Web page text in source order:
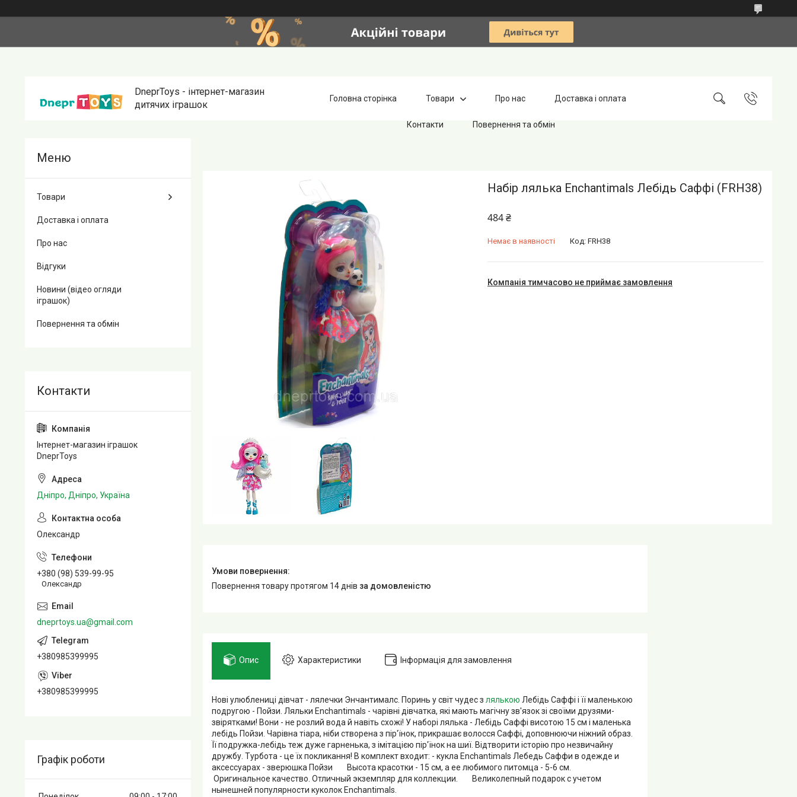
DneprToys - інтернет-магазин
дитячих іграшок
Головна сторінка Товари Про нас Доставка і оплата
Контакти Повернення та обмін
Набір лялька Enchantimals Лебідь Саффі (FRH38)
484 ₴
Немає в наявності Код: FRH38
Компанія тимчасово не приймає замовлення
повернення товару протягом 14 днів за домовленістю
Опис Характеристики Інформація для замовлення
Нові улюблениці дівчат - лялечки Энчантималс. Поринь у світ чудес з лялькою Лебідь Саффі і її маленькою
подругою - Пойзи. Ляльки Enchantimals - чарівні дівчатка, які мають магічну зв'язок зі своїми друзями-
звірятками! Вони - не розлий вода й навіть схожі! У наборі лялька - Лебідь Саффі висотою 15 см і маленька
лебідь Пойзи. Чарівна тіара, ніби створена з пір'їнок, прикрашає волосся Саффі, доповнюючи ніжний образ.
Її подружка-лебідь теж дуже гарненька, з імітацією пір'їнок на шиї. Відтворити історію про незвичайну
дружбу. Турбота - це їх покликання! В комплект входит: - кукла Enchantimals Лебедь Саффи в одежде и
аксессуарах - зверюшка Пойзи Высота красотки - 15 см, а ее любимого питомца - 5-6 см.
Оригинальное качество. Отличный экземпляр для коллекции. Великолепный подарок с учетом
нынешней популярности куколок Enchantimals.
Товари
Доставка і оплата
Про нас
Відгуки
Новини (відео огляди
іграшок)
Повернення та обмін
Інтернет-магазин іграшок
DneprToys
Дніпро, Дніпро, Україна
Олександр
+380 (98) 539-99-95
Олександр
dneprtoys.ua@gmail.com
+380985399995
+380985399995
Графік роботи